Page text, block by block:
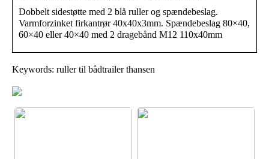
Dobbelt sidestøtte med 2 blå ruller og spændebeslag.
Varmforzinket firkantrør 40x40x3mm. Spændebeslag 80×40,
60×40 eller 40×40 med 2 dragebånd M12 110x40mm
Keywords: ruller til bådtrailer thansen